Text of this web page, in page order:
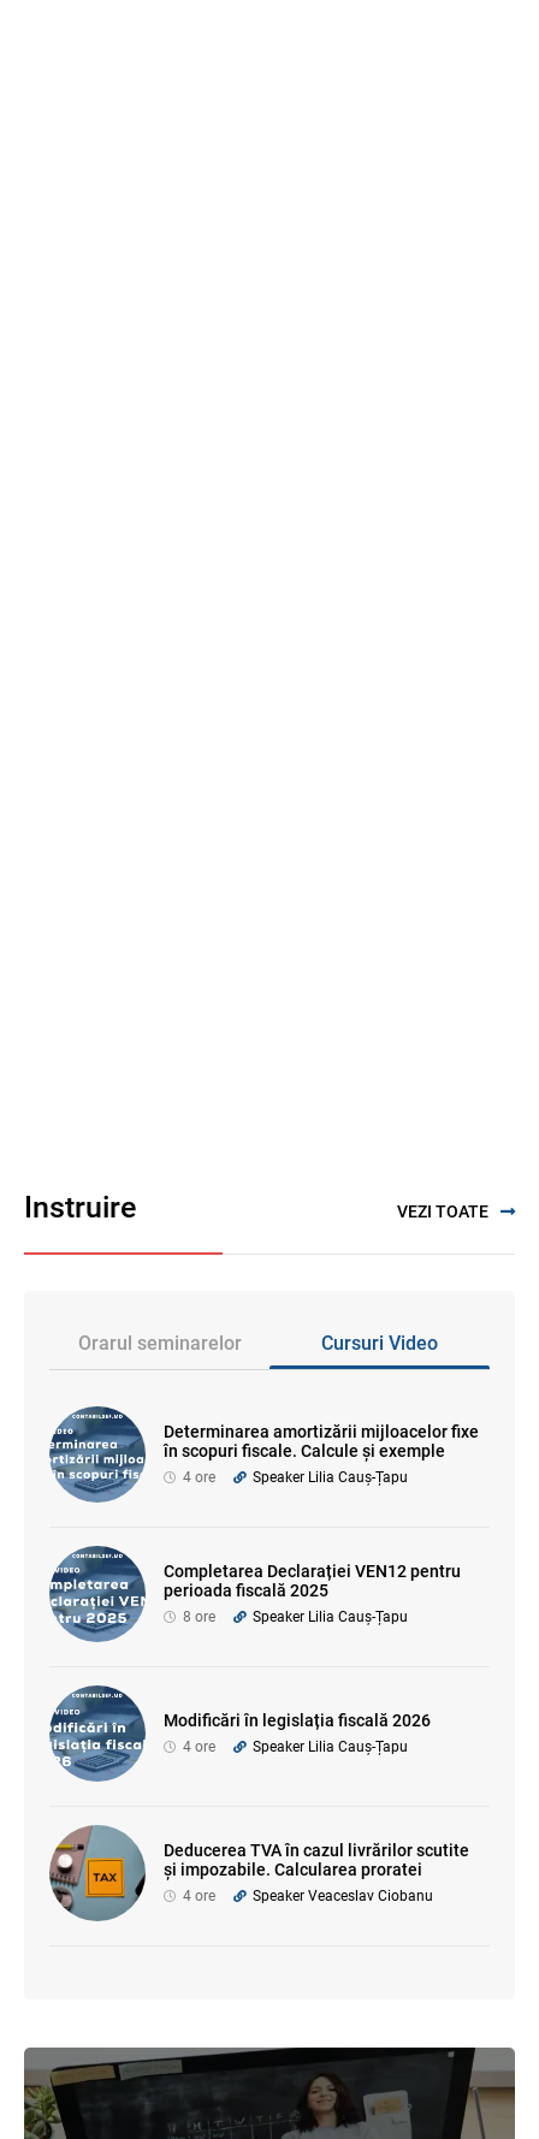
Instruire VEZI TOATE
Orarul seminarelor Cursuri Video
Determinarea amortizării mijloacelor fixe
în scopuri fiscale. Calcule și exemple
4 ore Speaker Lilia Cauș-Țapu
Completarea Declarației VEN12 pentru
perioada fiscală 2025
8 ore Speaker Lilia Cauș-Țapu
Modificări în legislația fiscală 2026
4 ore Speaker Lilia Cauș-Țapu
Deducerea TVA în cazul livrărilor scutite
și impozabile. Calcularea proratei
4 ore Speaker Veaceslav Ciobanu